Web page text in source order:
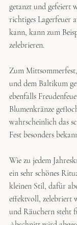
getanzt und gefeiert
richtiges Lagerfeuer
kann, kann zum
zelebrieren.
Zum
und dem Baltikum
ebenfalls
Blumenkränze
wahrscheinlich das
Fest besonders
Wie zu jedem
ein sehr schönes
kleinen Stil, dafür
effektvoll, zelebriert
und Räuchern steht